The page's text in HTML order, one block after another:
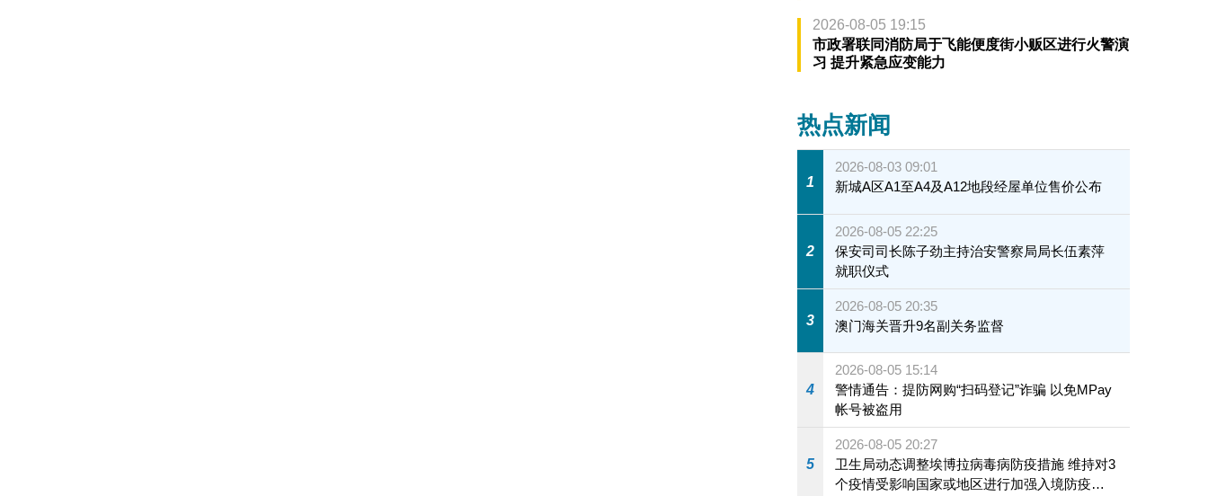
2026-08-05 19:15
市政署联同消防局于飞能便度街小贩区进行火警演
习 提升紧急应变能力
热点新闻
1
2026-08-03 09:01
新城A区A1至A4及A12地段经屋单位售价公布
2
2026-08-05 22:25
保安司司长陈子劲主持治安警察局局长伍素萍
就职仪式
3
2026-08-05 20:35
澳门海关晋升9名副关务监督
4
2026-08-05 15:14
警情通告：提防网购“扫码登记”诈骗 以免MPay
帐号被盗用
5
2026-08-05 20:27
卫生局动态调整埃博拉病毒病防疫措施 维持对3
个疫情受影响国家或地区进行加强入境防疫措